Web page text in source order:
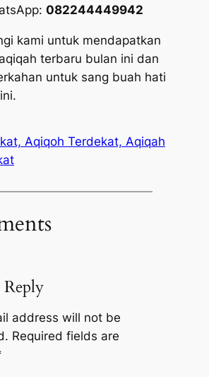
082244449942
kami untuk mendapatkan
terbaru bulan ini dan
untuk sang buah hati
Aqiqoh Terdekat, Aqiqah
Reply
address will not be
Required fields are